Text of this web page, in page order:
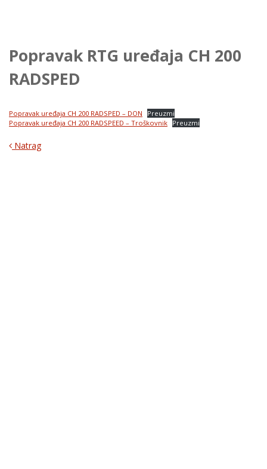
Popravak RTG uređaja CH 200
RADSPED
Popravak uređaja CH 200 RADSPED – DON
Preuzmi
Popravak uređaja CH 200 RADSPEED – Troškovnik Preuzmi
Natrag